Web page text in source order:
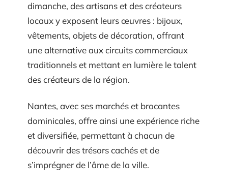
dimanche, des artisans et des créateurs
locaux y exposent leurs œuvres : bijoux,
vêtements, objets de décoration, offrant
une alternative aux circuits commerciaux
traditionnels et mettant en lumière le talent
des créateurs de la région.
Nantes, avec ses marchés et brocantes
dominicales, offre ainsi une expérience riche
et diversifiée, permettant à chacun de
découvrir des trésors cachés et de
s’imprégner de l’âme de la ville.